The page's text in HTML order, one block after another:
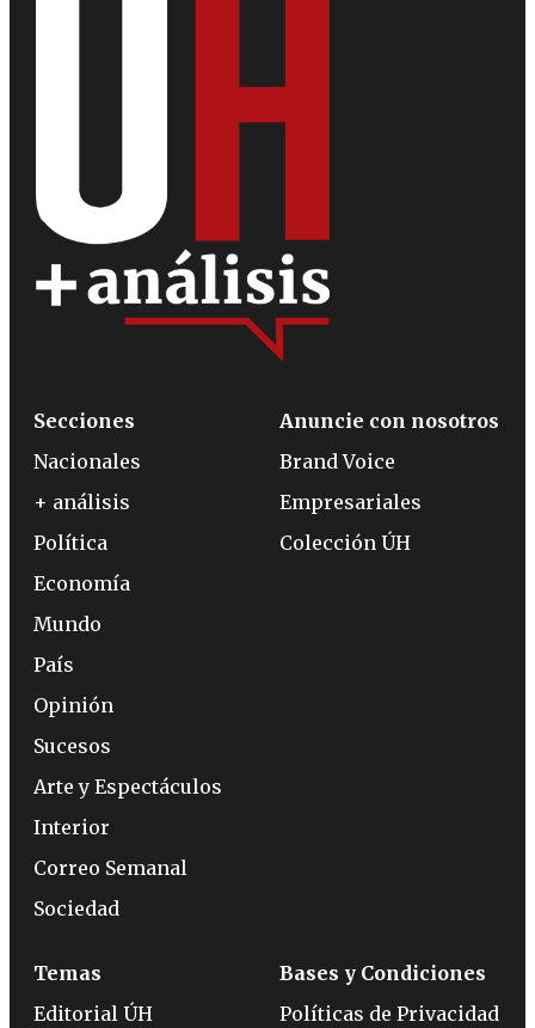
Secciones
Nacionales
+ análisis
Política
Economía
Mundo
País
Opinión
Sucesos
Arte y Espectáculos
Interior
Correo Semanal
Sociedad
Anuncie con nosotros
Brand Voice
Empresariales
Colección ÚH
Temas
Editorial ÚH
Bases y Condiciones
Políticas de Privacidad